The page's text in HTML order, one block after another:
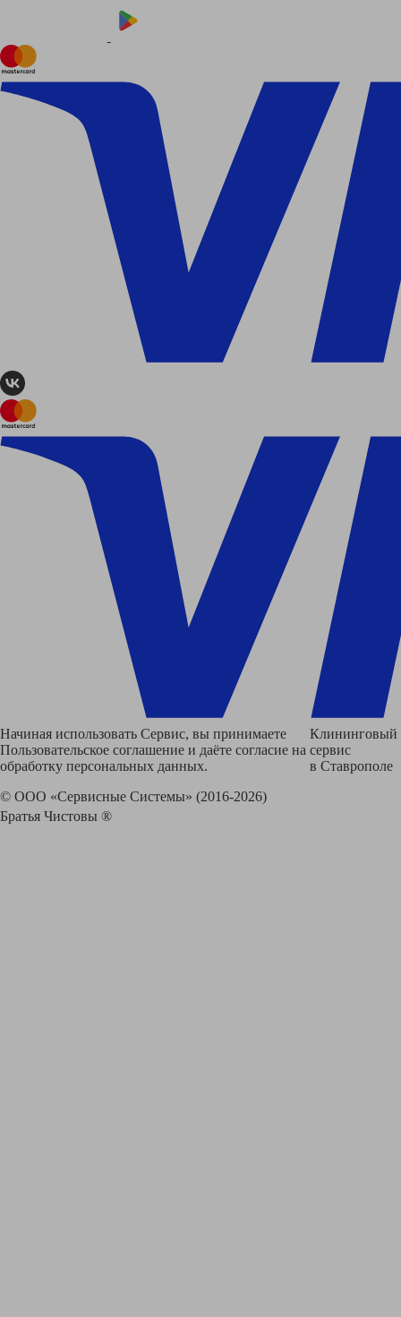
Начиная использовать Сервис, вы принимаете
Пользовательское соглашение и даёте согласие на
обработку персональных данных.
© ООО «Сервисные Системы» (2016-2026)
Братья Чистовы ®
Клининговый
сервис
в Ставрополе